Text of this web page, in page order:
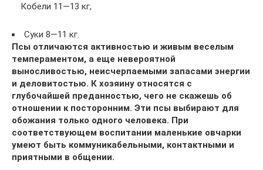
Кобели 11—13 кг,
Суки 8—11 кг.
Псы отличаются активностью и живым веселым
темпераментом, а еще невероятной
выносливостью, неисчерпаемыми запасами энергии
и деловитостью. К хозяину относятся с
глубочайшей преданностью, чего не скажешь об
отношении к посторонним. Эти псы выбирают для
обожания только одного человека. При
соответствующем воспитании маленькие овчарки
умеют быть коммуникабельными, контактными и
приятными в общении.